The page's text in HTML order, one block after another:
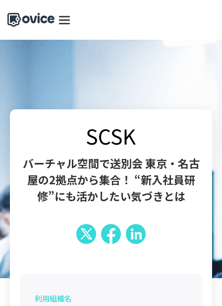
バーチャル空間で送別会 東京・名古
屋の2拠点から集合！ “新入社員研
修”にも活かしたい気づきとは
利用組織名